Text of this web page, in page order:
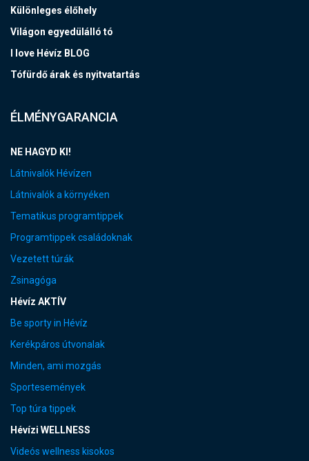
Különleges élőhely
Világon egyedülálló tó
I love Hévíz BLOG
Tófürdő árak és nyitvatartás
ÉLMÉNYGARANCIA
NE HAGYD KI!
Látnivalók Hévízen
Látnivalók a környéken
Tematikus programtippek
Programtippek családoknak
Vezetett túrák
Zsinagóga
Hévíz AKTÍV
Be sporty in Hévíz
Kerékpáros útvonalak
Minden, ami mozgás
Sportesemények
Top túra tippek
Hévízi WELLNESS
Videós wellness kisokos